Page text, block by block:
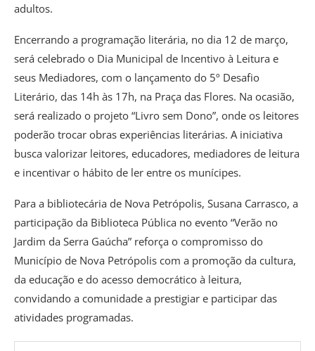
adultos.
Encerrando a programação literária, no dia 12 de março,
será celebrado o Dia Municipal de Incentivo à Leitura e
seus Mediadores, com o lançamento do 5º Desafio
Literário, das 14h às 17h, na Praça das Flores. Na ocasião,
será realizado o projeto “Livro sem Dono”, onde os leitores
poderão trocar obras experiências literárias. A iniciativa
busca valorizar leitores, educadores, mediadores de leitura
e incentivar o hábito de ler entre os munícipes.
Para a bibliotecária de Nova Petrópolis, Susana Carrasco, a
participação da Biblioteca Pública no evento “Verão no
Jardim da Serra Gaúcha” reforça o compromisso do
Município de Nova Petrópolis com a promoção da cultura,
da educação e do acesso democrático à leitura,
convidando a comunidade a prestigiar e participar das
atividades programadas.